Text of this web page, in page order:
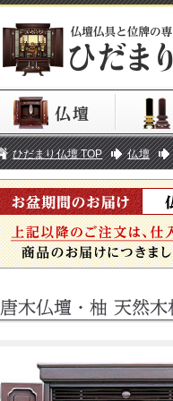
ひだまり仏壇 TOP 仏壇